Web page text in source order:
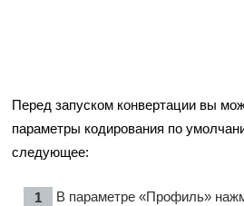
Перед запуском конвертации вы
параметры кодирования по
следующее:
В параметре «Профиль»